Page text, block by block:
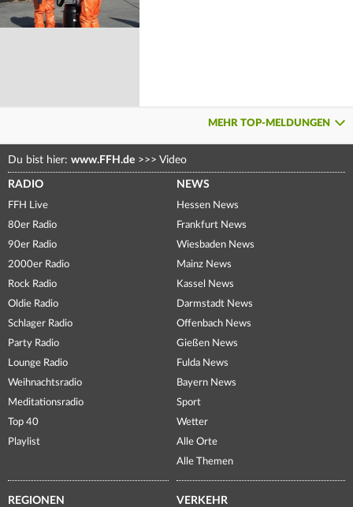
MEHR TOP-MELDUNGEN
Du bist hier: www.FFH.de >>> Video
RADIO
FFH Live
80er Radio
90er Radio
2000er Radio
Rock Radio
Oldie Radio
Schlager Radio
Party Radio
Lounge Radio
Weihnachtsradio
Meditationsradio
Top 40
Playlist
NEWS
Hessen News
Frankfurt News
Wiesbaden News
Mainz News
Kassel News
Darmstadt News
Offenbach News
Gießen News
Fulda News
Bayern News
Sport
Wetter
Alle Orte
Alle Themen
REGIONEN VERKEHR